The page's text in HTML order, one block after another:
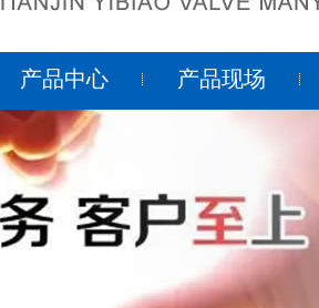
产品中心 产品现场